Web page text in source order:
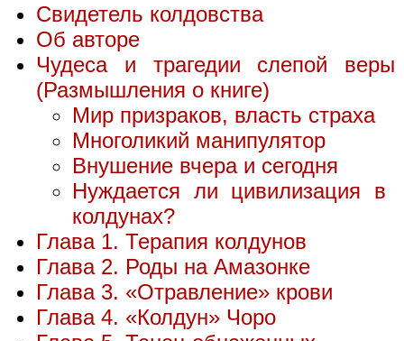
Свидетель колдовства
Об авторе
Чудеса и трагедии слепой веры
(Размышления о книге)
Мир призраков, власть страха
Многоликий манипулятор
Внушение вчера и сегодня
Нуждается ли цивилизация в
колдунах?
Глава 1. Терапия колдунов
Глава 2. Роды на Амазонке
Глава 3. «Отравление» крови
Глава 4. «Колдун» Чоро